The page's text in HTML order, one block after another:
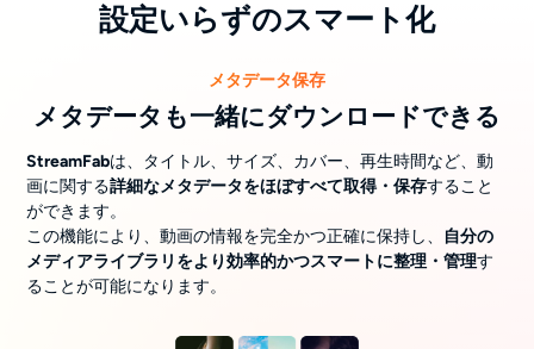
設定いらずのスマート化
メタデータ保存
メタデータも一緒にダウンロードできる
StreamFabは、タイトル、サイズ、カバー、再生時間など、動
画に関する詳細なメタデータをほぼすべて取得・保存すること
ができます。
この機能により、動画の情報を完全かつ正確に保持し、 自分の
メディアライブラリをより効率的かつスマートに整理・管理す
ることが可能になります。